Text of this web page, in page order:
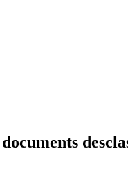
documents